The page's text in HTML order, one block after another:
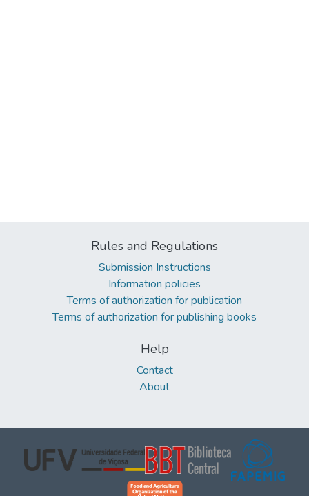
Rules and Regulations
Submission Instructions
Information policies
Terms of authorization for publication
Terms of authorization for publishing books
Help
Contact
About